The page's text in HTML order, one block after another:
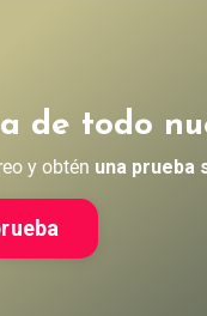
de todo
y obtén una prueba